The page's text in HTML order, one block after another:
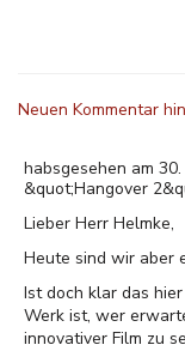
Neuen Kommentar
habsgesehen am
&quot;Hangover
Lieber Herr Helmke,
Heute sind wir aber
Ist doch klar das
Werk ist, wer
innovativer Film zu